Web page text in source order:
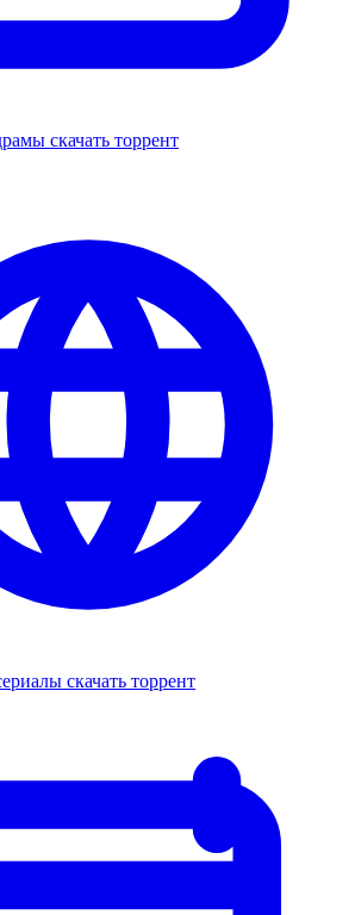
скачать торрент
скачать торрент